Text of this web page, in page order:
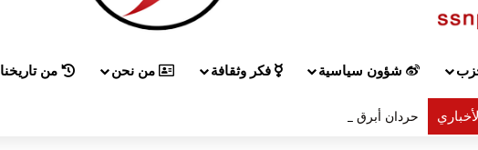
شؤون سياسية فكر وثقافة من نحن من تاريخنا
حردان أبرق إلى هيكل مهنئاً بمناسبة عيد الجيش